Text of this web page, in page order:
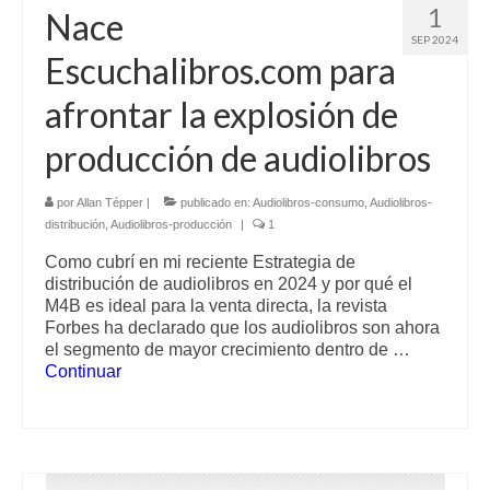
1
SEP 2024
Nace
Escuchalibros.com para
afrontar la explosión de
producción de audiolibros
porAllan Tépper publicado en: Audiolibros-consumo Audiolibros-
distribución Audiolibros-producción 1
Como cubrí en mi reciente Estrategia de
distribución de audiolibros en 2024 y por qué el
M4B es ideal para la venta directa, la revista
Forbes ha declarado que los audiolibros son ahora
el segmento de mayor crecimiento dentro de …
Continuar